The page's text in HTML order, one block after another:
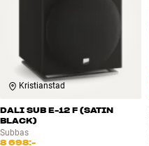
Kristianstad
DALI SUB E-12 F (SATIN
BLACK)
Subbas
8 698:-